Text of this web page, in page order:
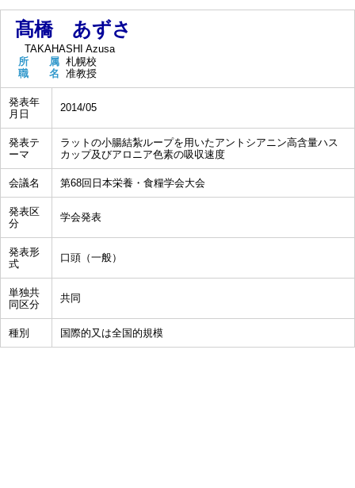
髙橋 あずさ
TAKAHASHI Azusa
所 属 札幌校
職 名 准教授
発表年
月日
2014/05
発表テ
ーマ
ラットの小腸結紮ループを用いたアントシアニン高含量ハス
カップ及びアロニア色素の吸収速度
会議名 第68回日本栄養・食糧学会大会
発表区
分
学会発表
発表形
式
口頭（一般）
単独共
同区分
共同
種別 国際的又は全国的規模